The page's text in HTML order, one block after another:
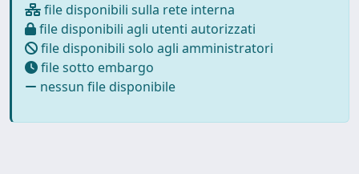
file disponibili sulla rete interna
file disponibili agli utenti autorizzati
file disponibili solo agli amministratori
file sotto embargo
nessun file disponibile